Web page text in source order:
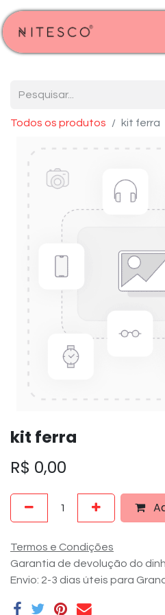
Todos os produtos kit ferra
kit ferra
R$ 0,00
Termos e Condições
Garantia de devolução do
Envio: 2-3 dias úteis para